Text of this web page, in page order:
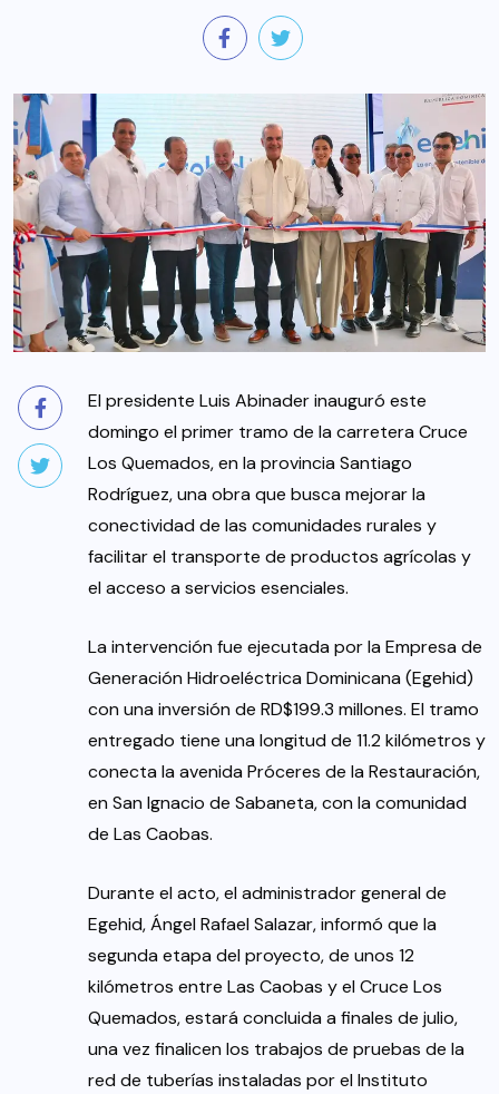
El presidente Luis Abinader inauguró este
domingo el primer tramo de la carretera Cruce
Los Quemados, en la provincia Santiago
Rodríguez, una obra que busca mejorar la
conectividad de las comunidades rurales y
facilitar el transporte de productos agrícolas y
el acceso a servicios esenciales.
La intervención fue ejecutada por la Empresa de
Generación Hidroeléctrica Dominicana (Egehid)
con una inversión de RD$199.3 millones. El tramo
entregado tiene una longitud de 11.2 kilómetros y
conecta la avenida Próceres de la Restauración,
en San Ignacio de Sabaneta, con la comunidad
de Las Caobas.
Durante el acto, el administrador general de
Egehid, Ángel Rafael Salazar, informó que la
segunda etapa del proyecto, de unos 12
kilómetros entre Las Caobas y el Cruce Los
Quemados, estará concluida a finales de julio,
una vez finalicen los trabajos de pruebas de la
red de tuberías instaladas por el Instituto